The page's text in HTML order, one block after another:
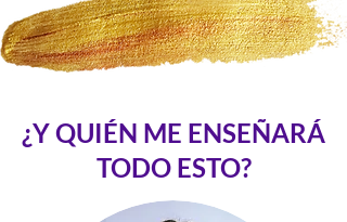
¿Y QUIÉN ME ENSEÑARÁ
TODO ESTO?